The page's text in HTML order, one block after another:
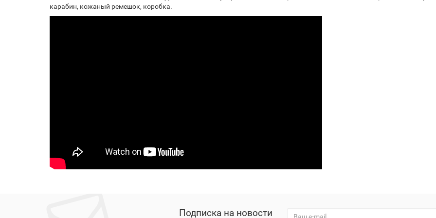
карабин, кожаный ремешок, коробка.
Подписка на новости